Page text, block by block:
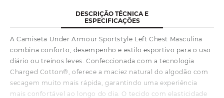
DESCRIÇÃO TÉCNICA E
ESPECIFICAÇÕES
A Camiseta Under Armour Sportstyle Left Chest Masculina
combina conforto, desempenho e estilo esportivo para o uso
diário ou treinos leves. Confeccionada com a tecnologia
Charged Cotton®, oferece a maciez natural do algodão com
secagem muito mais rápida, garantindo uma experiência
mais confortável ao longo do dia. O tecido com elasticidade